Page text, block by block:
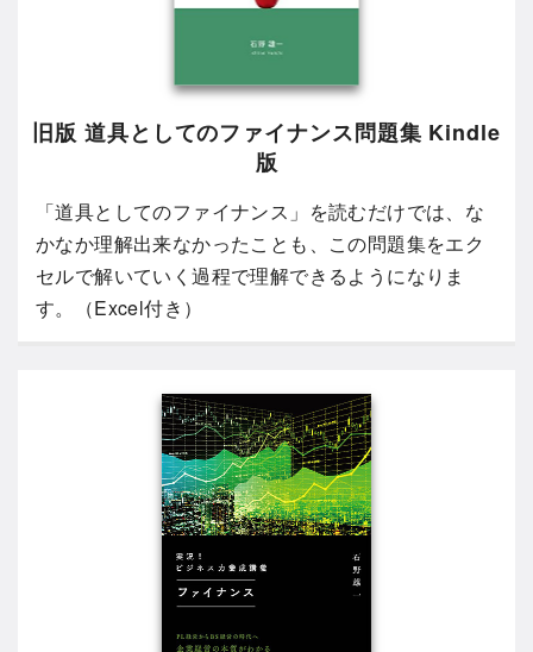
旧版 道具としてのファイナンス問題集 Kindle
版
「道具としてのファイナンス」を読むだけでは、な
かなか理解出来なかったことも、この問題集をエク
セルで解いていく過程で理解できるようになりま
す。（Excel付き）